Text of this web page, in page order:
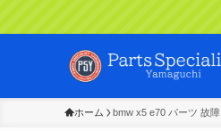
ホーム bmw x5 e70 パーツ 故障